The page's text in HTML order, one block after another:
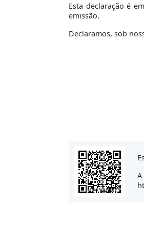
Esta declaração é
emissão.
Declaramos, sob